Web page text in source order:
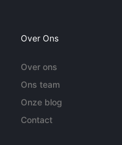
Over Ons
Over ons
Ons team
Onze blog
Contact